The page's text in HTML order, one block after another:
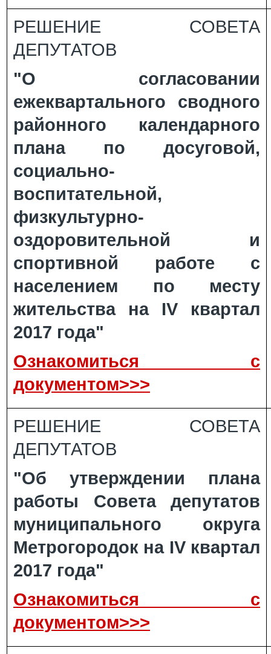
РЕШЕНИЕ СОВЕТА
ДЕПУТАТОВ
"О согласовании
ежеквартального сводного
районного календарного
плана по досуговой,
социально-
воспитательной,
физкультурно-
оздоровительной и
спортивной работе с
населением по месту
жительства на IV квартал
2017 года"
Ознакомиться с
документом>>>
РЕШЕНИЕ СОВЕТА
ДЕПУТАТОВ
"Об утверждении плана
работы Совета депутатов
муниципального округа
Метрогородок на IV квартал
2017 года"
Ознакомиться с
документом>>>